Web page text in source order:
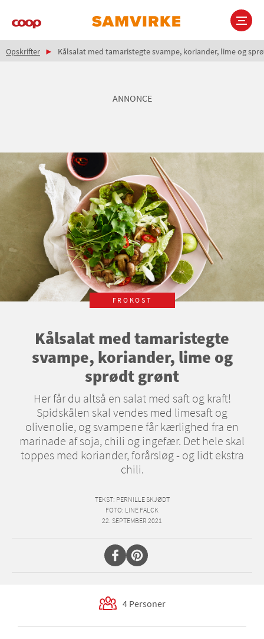
Main
Brødkrumme
Opskrifter Kålsalat med tamaristegte svampe, koriander, lime og
ANNONCE
FROKOST
Kålsalat med tamaristegte
svampe, koriander, lime og
sprødt grønt
Her får du altså en salat med saft og kraft!
Spidskålen skal vendes med limesaft og
olivenolie, og svampene får kærlighed fra en
marinade af soja, chili og ingefær. Det hele skal
toppes med koriander, forårsløg - og lidt ekstra
chili.
TEKST: PERNILLE SKJØDT
FOTO: LINE FALCK
22. SEPTEMBER 2021
4 Personer